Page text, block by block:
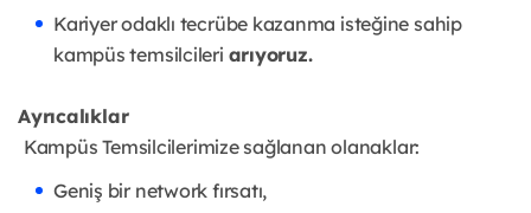
Kariyer odaklı tecrübe kazanma isteğine sahip
kampüs temsilcileri arıyoruz.
Ayrıcalıklar
Kampüs Temsilcilerimize sağlanan olanaklar:
Geniş bir network fırsatı,